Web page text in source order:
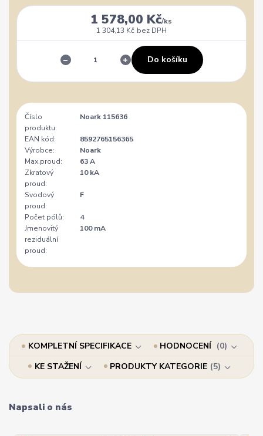
1 578,00 Kč/ks
1 304,13 Kč bez DPH
Do košíku
Číslo
produktu:
Noark 115636
EAN kód:
8592765156365
Výrobce:
Noark
Max.proud:
63 A
Zkratový
proud:
10 kA
Svodový
proud:
F
Počet pólů:
4
Jmenovitý
reziduální
proud:
100 mA
KOMPLETNÍ SPECIFIKACE HODNOCENÍ
0
KE STAŽENÍ
PRODUKTY KATEGORIE 5
Napsali o nás